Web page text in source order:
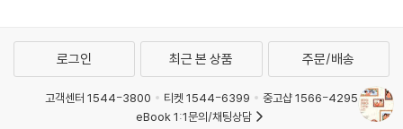
이 많았다. 선천성 기형, 백혈병과 같은 신체질환으로 죽은 아이도 있었고,
할아버지가 운전하는 차를 타고 여행하다 죽은 아이, 시댁 모임에서 땅콩
을 먹다가 목에 걸려 죽은 아이가 있었다. 그렇게 먼저 떠난 아이들도 있지
만, 이제는 병원을 벗어나 어엿한 성인이 되어 따뜻한 편지를 보내오는 이
로그인 최근 본 상품 주문/배송
고객센터 1544-3800 티켓 1544-6399
중고샵 1566-4295
eBook 1:1문의/채팅상담